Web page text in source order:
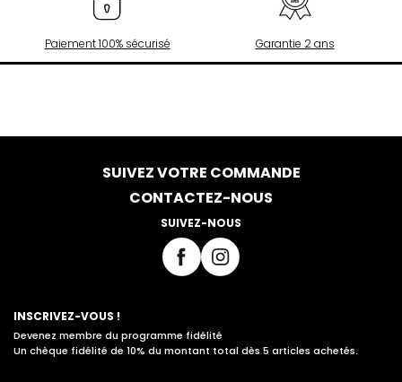
Paiement 100% sécurisé Garantie 2 ans
SUIVEZ VOTRE COMMANDE
CONTACTEZ-NOUS
SUIVEZ-NOUS
INSCRIVEZ-VOUS !
Devenez membre du programme fidélité
Un chèque fidélité de 10% du montant total dès 5 articles achetés.